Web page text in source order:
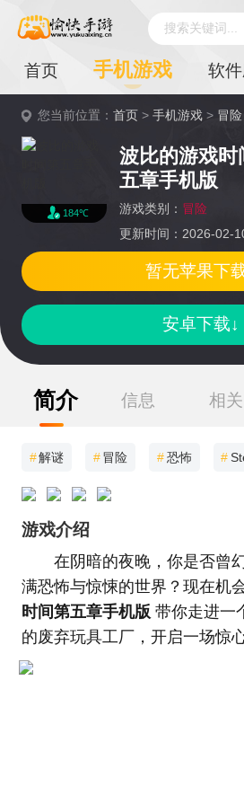
搜索关键词...
首页 手机游戏 软
您当前位置：首页 >手机游戏 > 冒险
184℃
波比的游戏时
五章手机版
游戏类别： 冒险
更新时间：2026-02-
安卓下载↓
暂无苹果下
简介 信息 相关
#解谜 #冒险 #恐怖 #
游戏介绍
在阴暗的夜晚，你是否曾
满恐怖与惊悚的世界？现在机
时间第五章手机版 带你走进一
的废弃玩具工厂，开启一场惊